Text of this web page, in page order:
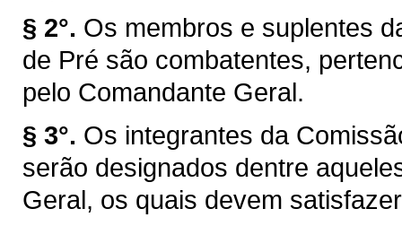
§ 2°. Os membros e suplentes
de Pré são combatentes,
pelo Comandante Geral.
§ 3°. Os integrantes da
serão designados dentre
Geral, os quais devem